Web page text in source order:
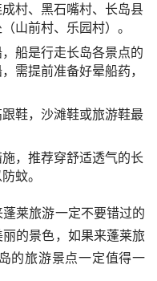
村、黑石嘴村、长岛县
山前村、乐园村）。
船是行走长岛各景点的
需提前准备好晕船药，
鞋，沙滩鞋或旅游鞋最
，推荐穿舒适透气的长
蚊。
莱旅游一定不要错过的
的景色，如果来蓬莱旅
的旅游景点一定值得一